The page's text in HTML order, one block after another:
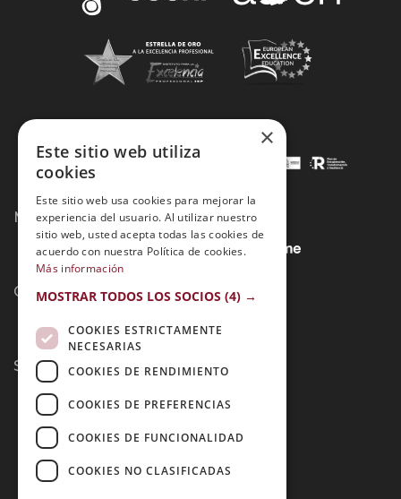
Métodos de Pago:
Contacto:
Síguenos:
×
Este sitio web utiliza
cookies
Este sitio web usa cookies para mejorar la
experiencia del usuario. Al utilizar nuestro
sitio web, usted acepta todas las cookies de
acuerdo con nuestra Política de cookies.
Más información
MOSTRAR TODOS LOS SOCIOS (4) →
COOKIES ESTRICTAMENTE
NECESARIAS
COOKIES DE RENDIMIENTO
COOKIES DE PREFERENCIAS
COOKIES DE FUNCIONALIDAD
COOKIES NO CLASIFICADAS